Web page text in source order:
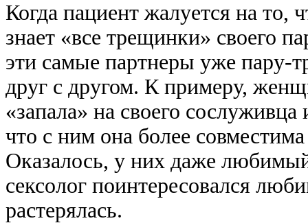
Когда пациент жалуется на то,
знает «все трещинки» своего
эти самые партнеры уже пару-
друг с другом. К примеру,
«запала» на своего
что с ним она более
Оказалось, у них даже
сексолог поинтересовался
растерялась.